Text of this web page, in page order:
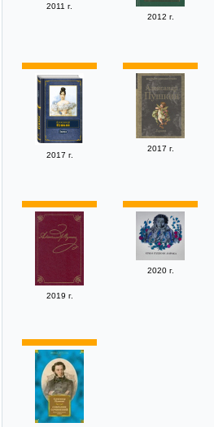
2011 г.
2012 г.
2017 г.
2017 г.
2019 г.
2020 г.